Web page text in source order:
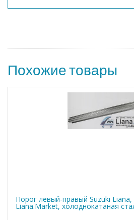
Похожие товары
Порог левый-правый Suzuki
Liana.Market, холоднокатаная